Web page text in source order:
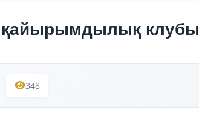
қайырымдылық клубы
348